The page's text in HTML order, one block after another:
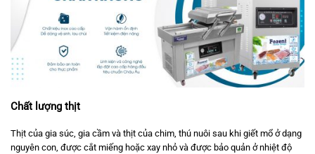
Chất lượng thịt
Thịt của gia súc, gia cầm và thịt của chim, thú nuôi sau khi giết mổ ở dạng
nguyên con, được cắt miếng hoặc xay nhỏ và được bảo quản ở nhiệt độ